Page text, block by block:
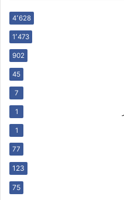
4٬628
1٬473
902
45
7
1
1
77
123
75